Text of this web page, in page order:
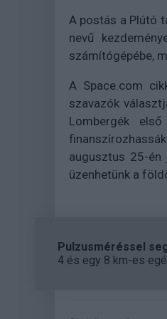
A postás a Plútó
nevű
számítógépébe,
A Space.com
szavazók
Lombergék
augusztus 25-
üzenhetünk a
Pulzusméréssel
4 és egy 8 km-es